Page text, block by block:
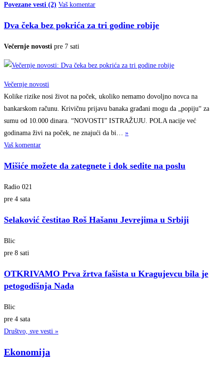
Povezane vesti (2) Vaš komentar
Dva čeka bez pokrića za tri godine robije
Večernje novosti pre 7 sati
Večernje novosti
Kolike rizike nosi život na poček, ukoliko nemamo dovoljno novca na
bankarskom računu. Krivičnu prijavu banaka građani mogu da „popiju“ za
sumu od 10.000 dinara. “NOVOSTI” ISTRAŽUJU. POLA nacije već
godinama živi na poček, ne znajući da bi… »
Vaš komentar
Mišiće možete da zategnete i dok sedite na poslu
Radio 021
pre 4 sata
Selaković čestitao Roš Hašanu Jevrejima u Srbiji
Blic
pre 8 sati
OTKRIVAMO Prva žrtva fašista u Kragujevcu bila je
petogodišnja Nada
Blic
pre 4 sata
Društvo, sve vesti »
Ekonomija